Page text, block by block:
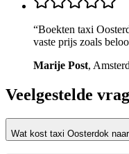
“Boekten taxi
vaste prijs zoals
Marije Post,
Veelgestelde
Wat kost taxi Oosterdok